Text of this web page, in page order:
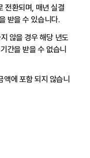
전환되며, 매년 실결
받을 수 있습니다.
않을 경우 해당 년도
간을 받을 수 없습니
에 포함 되지 않습니